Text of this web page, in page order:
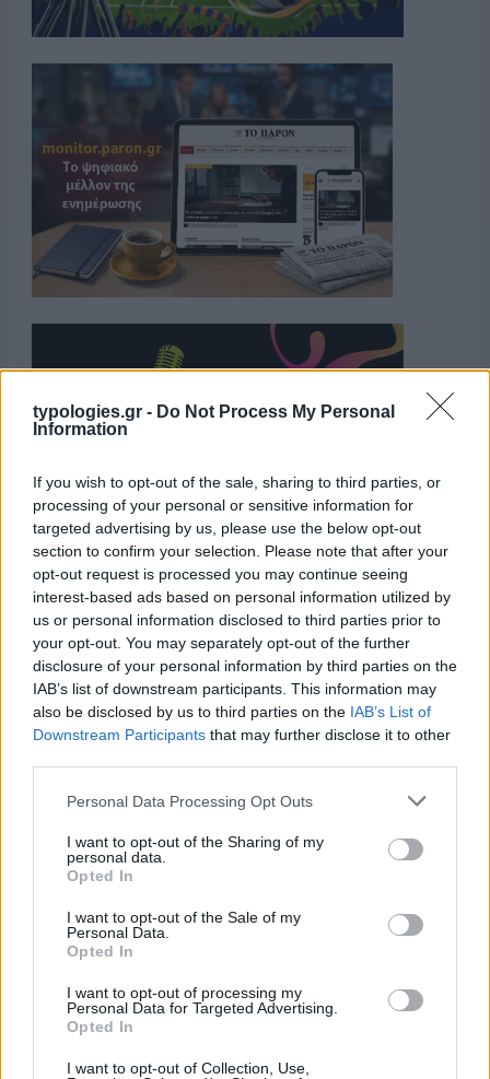
typologies.gr - Do Not Process My Personal
Information
If you wish to opt-out of the sale, sharing to third parties, or
processing of your personal or sensitive information for
targeted advertising by us, please use the below opt-out
section to confirm your selection. Please note that after your
opt-out request is processed you may continue seeing
interest-based ads based on personal information utilized by
us or personal information disclosed to third parties prior to
your opt-out. You may separately opt-out of the further
disclosure of your personal information by third parties on the
IAB’s list of downstream participants. This information may
also be disclosed by us to third parties on the IAB’s List of
Downstream Participants that may further disclose it to other
Please note that this website/app uses one or more Google
not limited to your visit or usage behaviour. You may click to
grant or deny consent to Google and its third-party tags to
use your data for below specified purposes in below Google
consent section.
Personal Data Processing Opt Outs
I want to opt-out of the Sharing of my
personal data.
Opted In
I want to opt-out of the Sale of my
Personal Data.
Opted In
I want to opt-out of processing my
Personal Data for Targeted Advertising.
Opted In
I want to opt-out of Collection, Use,
Η ΣΤΗΛΗ ΜΑΣ
της Ζωής μας
Οι άνθρωποι, οι αυθεντικές ιστορίες,